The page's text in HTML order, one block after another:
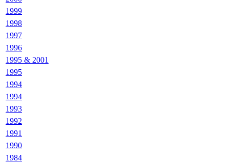
1999
1998
1997
1996
1995 & 2001
1995
1994
1994
1993
1992
1991
1990
1984